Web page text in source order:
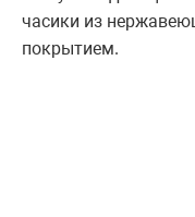
часики из
покрытием.